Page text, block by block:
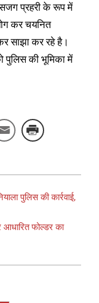
प्रहरी के रूप में
कर चयनित
साझा कर रहे है।
पुलिस की भूमिका में
पुलिस की कार्रवाई,
फोल्डर का